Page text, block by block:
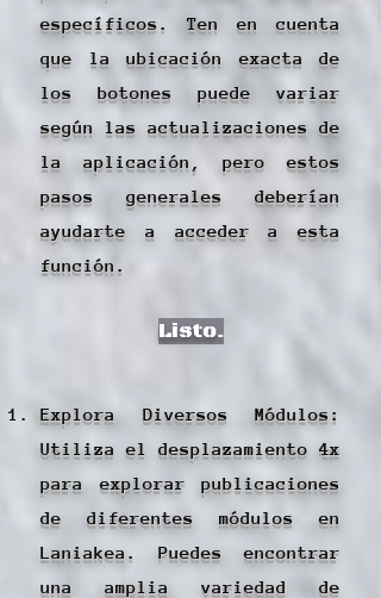
específicos. Ten en cuenta
que la ubicación exacta de
los botones puede variar
según las actualizaciones de
la aplicación, pero estos
pasos generales deberían
ayudarte a acceder a esta
función.
Listo.
Explora Diversos Módulos:
Utiliza el desplazamiento 4x
para explorar publicaciones
de diferentes módulos en
Laniakea. Puedes encontrar
una amplia variedad de